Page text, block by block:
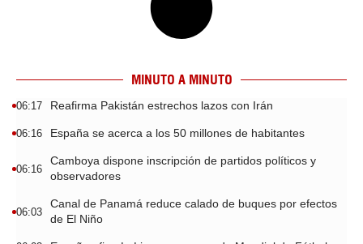
MINUTO A MINUTO
06:17 Reafirma Pakistán estrechos lazos con Irán
06:16 España se acerca a los 50 millones de habitantes
06:16
Camboya dispone inscripción de partidos políticos y
observadores
06:03
Canal de Panamá reduce calado de buques por efectos
de El Niño